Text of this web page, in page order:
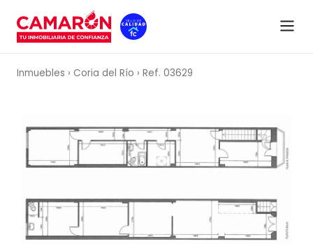
Inmuebles › Coria del Río › Ref. 03629
VENTA